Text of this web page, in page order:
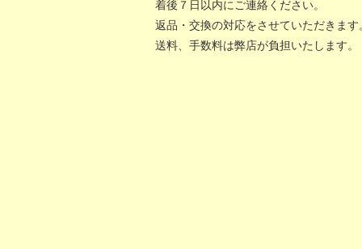
着後７日以内にご連絡ください。
返品・交換の対応をさせていただきます
送料、手数料は弊店が負担いたします。